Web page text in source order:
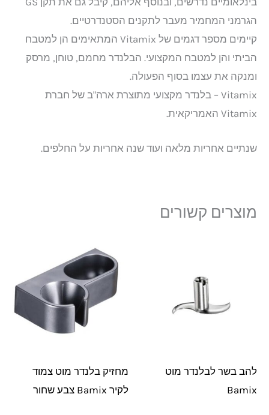
הגרמני המחמיר מעבר לתקנים הסטנדרטיים.
קיימים מספר דגמים של Vitamix המתאימים הן למטבח
הביתי והן למטבח המקצועי. הבלנדר מחמם, טוחן, מרסק
ומנקה את עצמו בסוף הפעולה.
Vitamix – בלנדר מקצועי מתוצרת ארה"ב של חברת
Vitamix האמריקאית.
שנתיים אחריות מלאה ועוד שנה אחריות על החלפים.
מוצרים קשורים
להב בשר לבלנדר מוט
Bamix
מחזיק בלנדר מוט צמוד
לקיר Bamix צבע שחור